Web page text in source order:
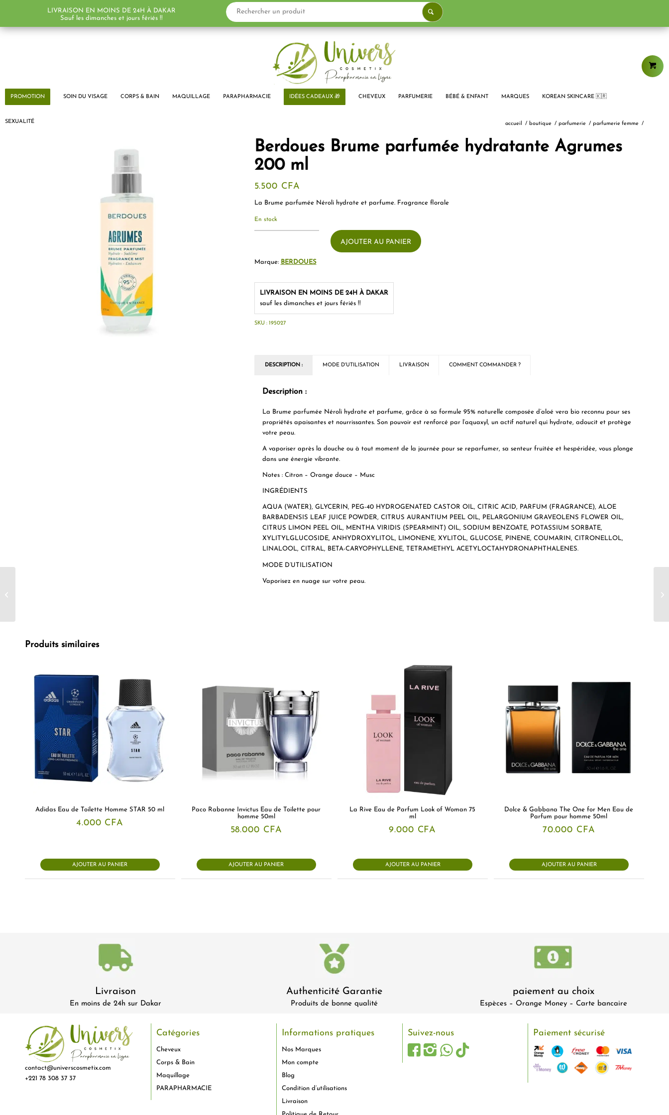
PROMOTION SOIN DU VISAGE CORPS & BAIN MAQUILLAGE PARAPHARMACIE IDÉES CADEAUX 🎁 CHEVEUX PARFUMERIE BÉBÉ & ENFANT MARQUES KOREAN SKINCARE 🇰🇷
SEXUALITÉ accueil / boutique / parfumerie / parfumerie femme /
Berdoues Brume parfumée hydratante Agrumes
200 ml
5.500 CFA
La Brume parfumée Néroli hydrate et parfume. Fragrance florale
En stock
AJOUTER AU PANIER
Marque: BERDOUES
LIVRAISON EN MOINS DE 24H À DAKAR
sauf les dimanches et jours fériés !!
SKU : 195027
DESCRIPTION : MODE D'UTILISATION LIVRAISON COMMENT COMMANDER ?
Description :
La Brume parfumée Néroli hydrate et parfume, grâce à sa formule 95% naturelle composée d’aloé vera bio reconnu pour ses
propriétés apaisantes et nourrissantes. Son pouvoir est renforcé par l’aquaxyl, un actif naturel qui hydrate, adoucit et protège
votre peau.
A vaporiser après la douche ou à tout moment de la journée pour se reparfumer, sa senteur fruitée et hespéridée, vous plonge
dans une énergie vibrante.
Notes : Citron – Orange douce – Musc
INGRÉDIENTS
AQUA (WATER), GLYCERIN, PEG-40 HYDROGENATED CASTOR OIL, CITRIC ACID, PARFUM (FRAGRANCE), ALOE
BARBADENSIS LEAF JUICE POWDER, CITRUS AURANTIUM PEEL OIL, PELARGONIUM GRAVEOLENS FLOWER OIL,
CITRUS LIMON PEEL OIL, MENTHA VIRIDIS (SPEARMINT) OIL, SODIUM BENZOATE, POTASSIUM SORBATE,
XYLITYLGLUCOSIDE, ANHYDROXYLITOL, LIMONENE, XYLITOL, GLUCOSE, PINENE, COUMARIN, CITRONELLOL,
LINALOOL, CITRAL, BETA-CARYOPHYLLENE, TETRAMETHYL ACETYLOCTAHYDRONAPHTHALENES.
MODE D’UTILISATION
Vaporisez en nuage sur votre peau.
Produits similaires
Adidas Eau de Toilette Homme STAR 50 ml
4.000 CFA
AJOUTER AU PANIER
Paco Rabanne Invictus Eau de Toilette pour
homme 50ml
58.000 CFA
AJOUTER AU PANIER
La Rive Eau de Parfum Look of Woman 75
ml
9.000 CFA
AJOUTER AU PANIER
Dolce & Gabbana The One for Men Eau de
Parfum pour homme 50ml
70.000 CFA
AJOUTER AU PANIER
LIVRAISON EN MOINS DE 24H À DAKAR
Sauf les dimanches et jours fériés !!
Livraison
En moins de 24h sur Dakar
Authenticité Garantie
Produits de bonne qualité
paiement au choix
Espèces – Orange Money – Carte bancaire
contact@universcosmetix.com
+221 78 308 37 37
Catégories
Cheveux
Corps & Bain
Maquillage
PARAPHARMACIE
Informations pratiques
Nos Marques
Mon compte
Blog
Condition d’utilisations
Livraison
Suivez-nous Paiement sécurisé